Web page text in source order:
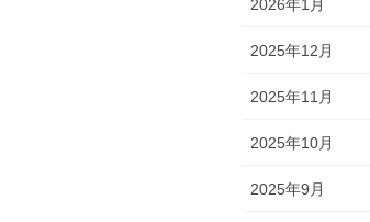
2026年1月
2025年12月
2025年11月
2025年10月
2025年9月